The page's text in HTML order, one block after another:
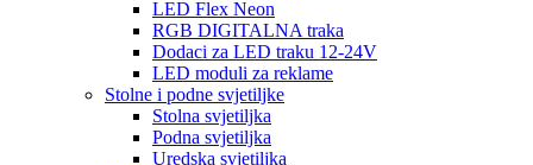
LED Flex Neon
RGB DIGITALNA traka
Dodaci za LED traku 12-24V
LED moduli za reklame
Stolne i podne svjetiljke
Stolna svjetiljka
Podna svjetiljka
Uredska svjetiljka